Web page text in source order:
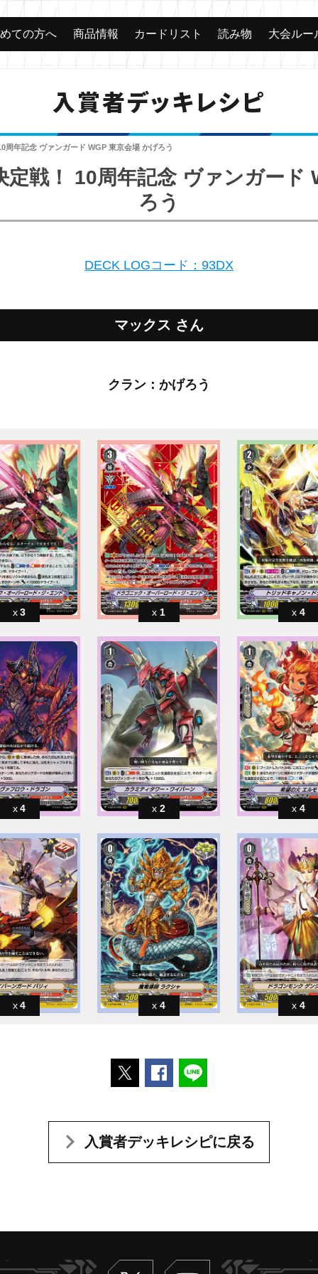
ての方へ 商品情報 カードリスト 読み物 大会ルー
入賞者デッキレシピ
周年記念 ヴァンガード WGP 東京会場 かげろう
定戦！ 10周年記念 ヴァンガード
ろう
DECK LOGコード：93DX
マックス さん
クラン：かげろう
3 1 4
4 2 4
4 4 4
ポストするFacebookでシェアする
入賞者デッキレシピに戻る
Twitter ヴァンガードch